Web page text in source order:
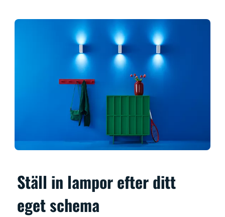
Ställ in lampor efter ditt
eget schema